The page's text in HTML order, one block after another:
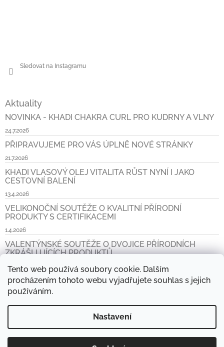
Tento web používá soubory cookie. Dalším
procházením tohoto webu vyjadřujete souhlas s jejich
používáním.
Nastavení
Sledovat na Instagramu
Aktuality
NOVINKA - KHADI CHAKRA CURL PRO KUDRNY A VLNY
24.7.2026
PŘIPRAVUJEME PRO VÁS ÚPLNĚ NOVÉ STRÁNKY
21.7.2026
KHADI VLASOVÝ OLEJ VITALITA RŮST NYNÍ I JAKO
CESTOVNÍ BALENÍ
13.4.2026
VELIKONOČNÍ SOUTĚŽE O KVALITNÍ PŘÍRODNÍ
PRODUKTY S CERTIFIKACEMI
1.4.2026
VALENTÝNSKÉ SOUTĚŽE O DVOJICE PŘÍRODNÍCH
ZKRÁŠLUJÍCÍCH PRODUKTŮ
6.2.2026
Archiv
www.khadi.cz, www.khadi.sk Prodejní místa